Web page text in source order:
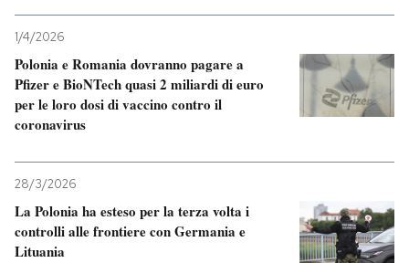
1/4/2026
Polonia e Romania dovranno pagare a
Pfizer e BioNTech quasi 2 miliardi di euro
per le loro dosi di vaccino contro il
coronavirus
28/3/2026
La Polonia ha esteso per la terza volta i
controlli alle frontiere con Germania e
Lituania